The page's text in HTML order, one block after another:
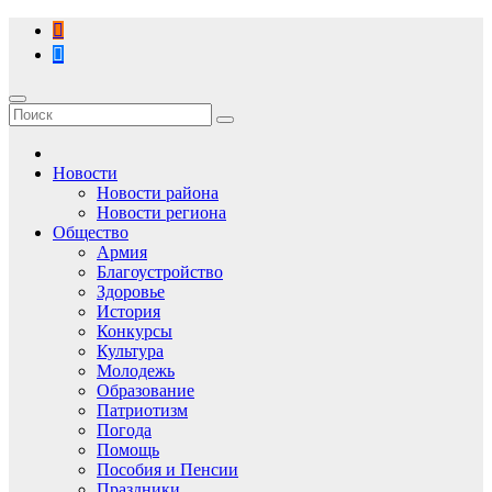
Перейти
содержимому
Новости
Новости района
Новости региона
Общество
Армия
Благоустройство
Здоровье
История
Конкурсы
Культура
Молодежь
Образование
Патриотизм
Погода
Помощь
Пособия и Пенсии